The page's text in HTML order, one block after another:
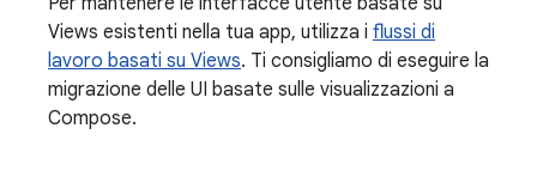
Views esistenti nella tua app, utilizza i flussi di
lavoro basati su Views. Ti consigliamo di eseguire la
migrazione delle UI basate sulle visualizzazioni a
Compose.